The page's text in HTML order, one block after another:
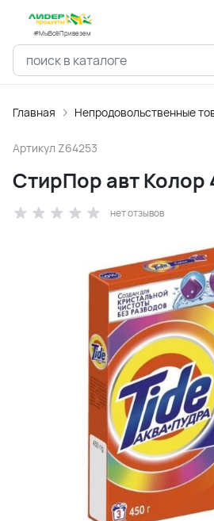
#МыВсёПривезем
Главная Непродовольственные
Артикул Z64253
СтирПор авт Колор
нет отзывов